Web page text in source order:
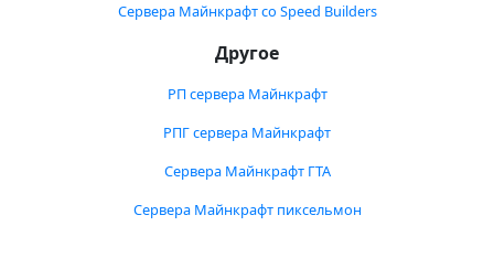
Сервера Майнкрафт со Speed Builders
Другое
РП сервера Майнкрафт
РПГ сервера Майнкрафт
Сервера Майнкрафт ГТА
Сервера Майнкрафт пиксельмон